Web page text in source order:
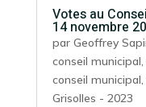
Votes au
14 novembre
par Geoffrey
conseil municipal,
conseil municipal,
Grisolles - 2023